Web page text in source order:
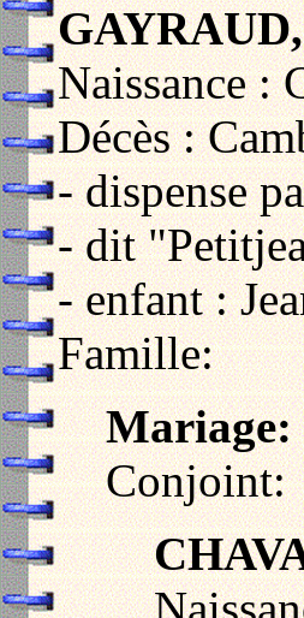
Naissance :
Décès :
- dispense
- dit
- enfant :
Famille:
Mariage:
Conjoint: